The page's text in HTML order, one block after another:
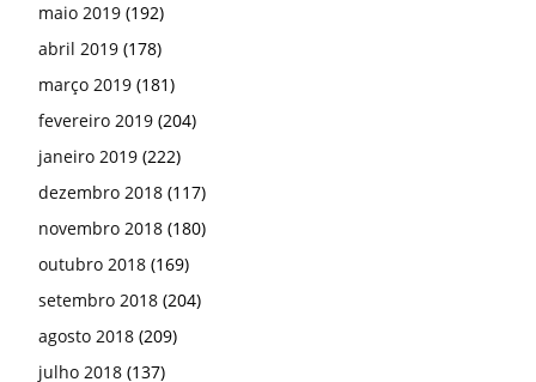
maio 2019 (192)
abril 2019 (178)
março 2019 (181)
fevereiro 2019 (204)
janeiro 2019 (222)
dezembro 2018 (117)
novembro 2018 (180)
outubro 2018 (169)
setembro 2018 (204)
agosto 2018 (209)
julho 2018 (137)